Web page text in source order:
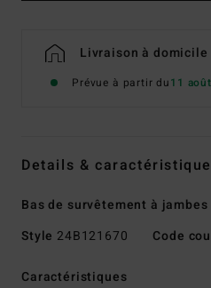
Livraison à
Prévue à partir du11 août
Details &
Bas de survêtement à
Style 24B121670 Code
Caractéristiques